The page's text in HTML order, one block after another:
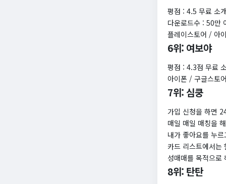
평점 : 4.5 무료 소
다운로드수 : 50만
플레이스토어 / 아
6위: 여보야
평점 : 4.3점 무료
아이폰 / 구글스토
7위: 심쿵
가입 신청을 하면
매일 매일 매칭을
내가 좋아요를 누
카드 리스트에서는
성매매를 목적으로
8위: 탄탄